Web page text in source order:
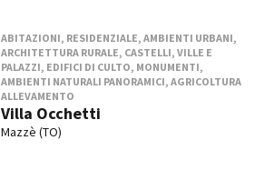
ABITAZIONI, RESIDENZIALE, AMBIENTI URBANI,
ARCHITETTURA RURALE, CASTELLI, VILLE E
PALAZZI, EDIFICI DI CULTO, MONUMENTI,
AMBIENTI NATURALI PANORAMICI, AGRICOLTURA
ALLEVAMENTO
Villa Occhetti
Mazzè (TO)